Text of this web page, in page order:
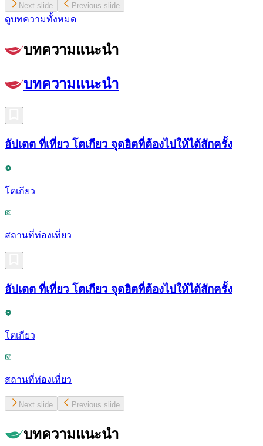
Next slide Previous slide
ดูบทความทั้งหมด
บทความแนะนำ
บทความแนะนำ
อัปเดต ที่เที่ยว โตเกียว จุดฮิตที่ต้องไปให้ได้สักครั้ง
โตเกียว
สถานที่ท่องเที่ยว
อัปเดต ที่เที่ยว โตเกียว จุดฮิตที่ต้องไปให้ได้สักครั้ง
โตเกียว
สถานที่ท่องเที่ยว
Next slide Previous slide
บทความแนะนำ